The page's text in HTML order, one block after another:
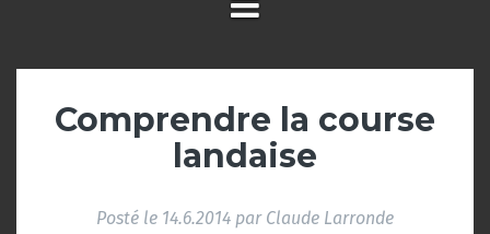
Comprendre la course
landaise
Posté le 14.6.2014 par Claude Larronde